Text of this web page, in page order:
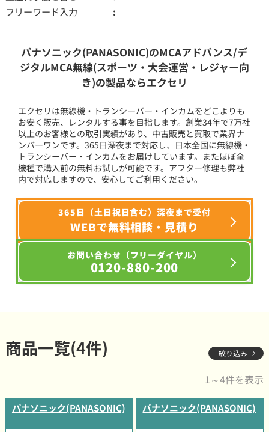
フリーワード入力
パナソニック(PANASONIC)のMCAアドバンス/デ
ジタルMCA無線(スポーツ・大会運営・レジャー向
き)の製品ならエクセリ
エクセリは無線機・トランシーバー・インカムをどこよりも
お安く販売、レンタルする事を目指します。創業34年で7万社
以上のお客様との取引実績があり、中古販売と買取で業界ナ
ンバーワンです。365日深夜まで対応し、日本全国に無線機・
トランシーバー・インカムをお届けしています。またほぼ全
機種で購入前の無料お試しが可能です。アフター修理も弊社
内で対応しますので、安心してご利用ください。
365日（土日祝日含む）深夜まで受付
WEBで無料相談・見積り
お問い合わせ（フリーダイヤル）
0120-880-200
商品一覧(4件) 絞り込み
1～4件を表示
パナソニック(PANASONIC) パナソニック(PANASONIC)